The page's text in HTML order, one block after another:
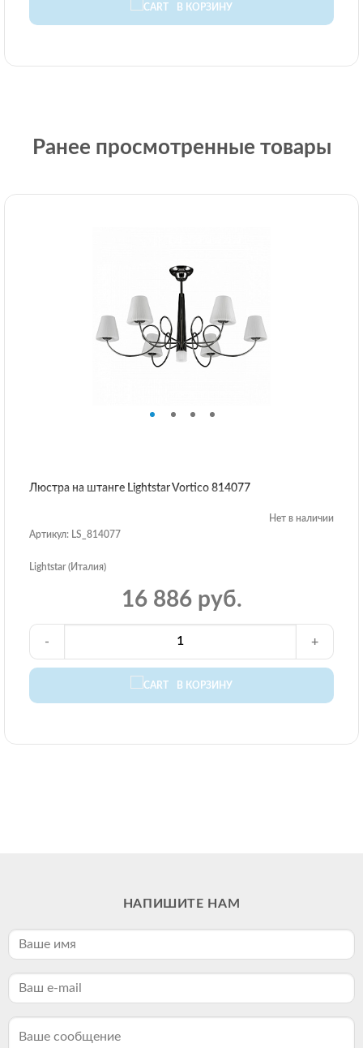
В КОРЗИНУ
Ранее просмотренные товары
Люстра на штанге Lightstar Vortico 814077
Нет в наличии
Артикул: LS_814077
Lightstar (Италия)
16 886 руб.
В КОРЗИНУ
- +
НАПИШИТЕ НАМ